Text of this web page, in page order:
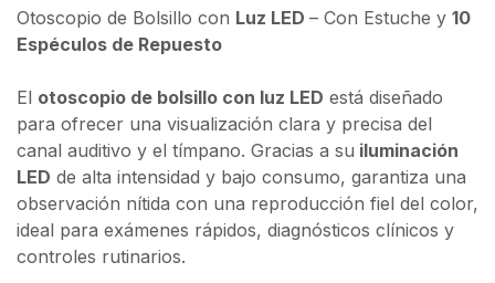
Otoscopio de Bolsillo con Luz LED – Con Estuche y 10
Espéculos de Repuesto
El otoscopio de bolsillo con luz LED está diseñado
para ofrecer una visualización clara y precisa del
canal auditivo y el tímpano. Gracias a su iluminación
LED de alta intensidad y bajo consumo, garantiza una
observación nítida con una reproducción fiel del color,
ideal para exámenes rápidos, diagnósticos clínicos y
controles rutinarios.